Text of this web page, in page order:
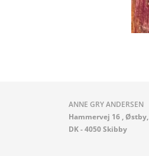
ANNE GRY ANDERSEN
Hammervej 16 , Østby,
DK - 4050 Skibby